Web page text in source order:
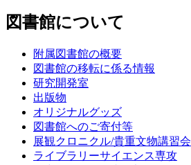
図書館について
附属図書館の概要
図書館の移転に係る情報
研究開発室
出版物
オリジナルグッズ
図書館へのご寄付等
展観クロニクル/貴重文物講習会
ライブラリーサイエンス専攻